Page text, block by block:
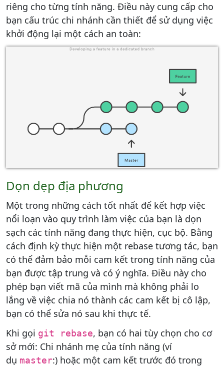
riêng cho từng tính năng. Điều này cung cấp cho
bạn cấu trúc chi nhánh cần thiết để sử dụng việc
khởi động lại một cách an toàn:
Dọn dẹp địa phương
Một trong những cách tốt nhất để kết hợp việc
nổi loạn vào quy trình làm việc của bạn là dọn
sạch các tính năng đang thực hiện, cục bộ. Bằng
cách định kỳ thực hiện một rebase tương tác, bạn
có thể đảm bảo mỗi cam kết trong tính năng của
bạn được tập trung và có ý nghĩa. Điều này cho
phép bạn viết mã của mình mà không phải lo
lắng về việc chia nó thành các cam kết bị cô lập,
bạn có thể sửa nó sau khi thực tế.
Khi gọi git rebase, bạn có hai tùy chọn cho cơ
sở mới: Chi nhánh mẹ của tính năng (ví
dụ master:) hoặc một cam kết trước đó trong